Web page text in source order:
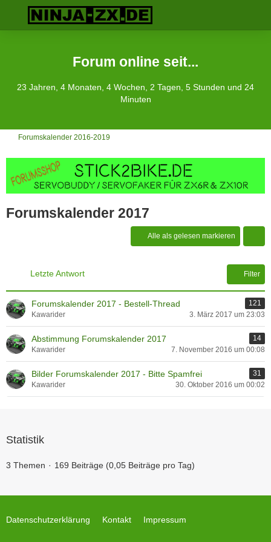
Forum online seit...
23 Jahren, 4 Monaten, 4 Wochen, 2 Tagen, 5 Stunden und 24
Minuten
Forumskalender 2016-2019
Forumskalender 2017
Alle als gelesen markieren
Letzte Antwort Filter
Forumskalender 2017 - Bestell-Thread
121
Kawarider
3. März 2017 um 23:03
Abstimmung Forumskalender 2017
14
Kawarider
7. November 2016 um 00:08
Bilder Forumskalender 2017 - Bitte Spamfrei
31
Kawarider
30. Oktober 2016 um 00:02
Statistik
3 Themen 169 Beiträge (0,05 Beiträge pro Tag)
Datenschutzerklärung Kontakt Impressum